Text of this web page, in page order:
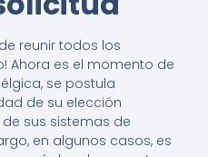
reunir todos los
Ahora es el momento de
se postula
de su elección
sus sistemas de
en algunos casos, es